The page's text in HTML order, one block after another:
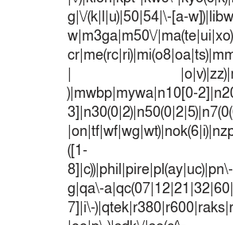
g|\/(k|l|u)|50|54|\-[a-
w|m3ga|m50\/
|
)|mwbp|mywa|n10[0-
([1-
g|qa\-
7]|i\-